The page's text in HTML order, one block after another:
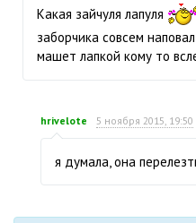
Какая зайчуля лапуля
заборчика совсем
машет лапкой кому то
hrivelote 5 ноября 2015, 19:50
я думала, она